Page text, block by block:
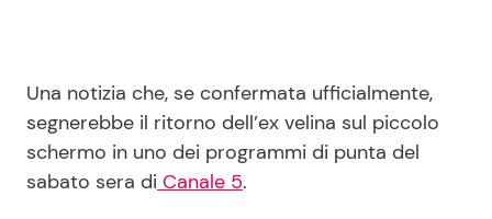
Contattaci
Pubblicità
Privacy Policy
Una notizia che, se confermata ufficialmente,
segnerebbe il ritorno dell’ex velina sul piccolo
schermo in uno dei programmi di punta del
sabato sera di Canale 5.